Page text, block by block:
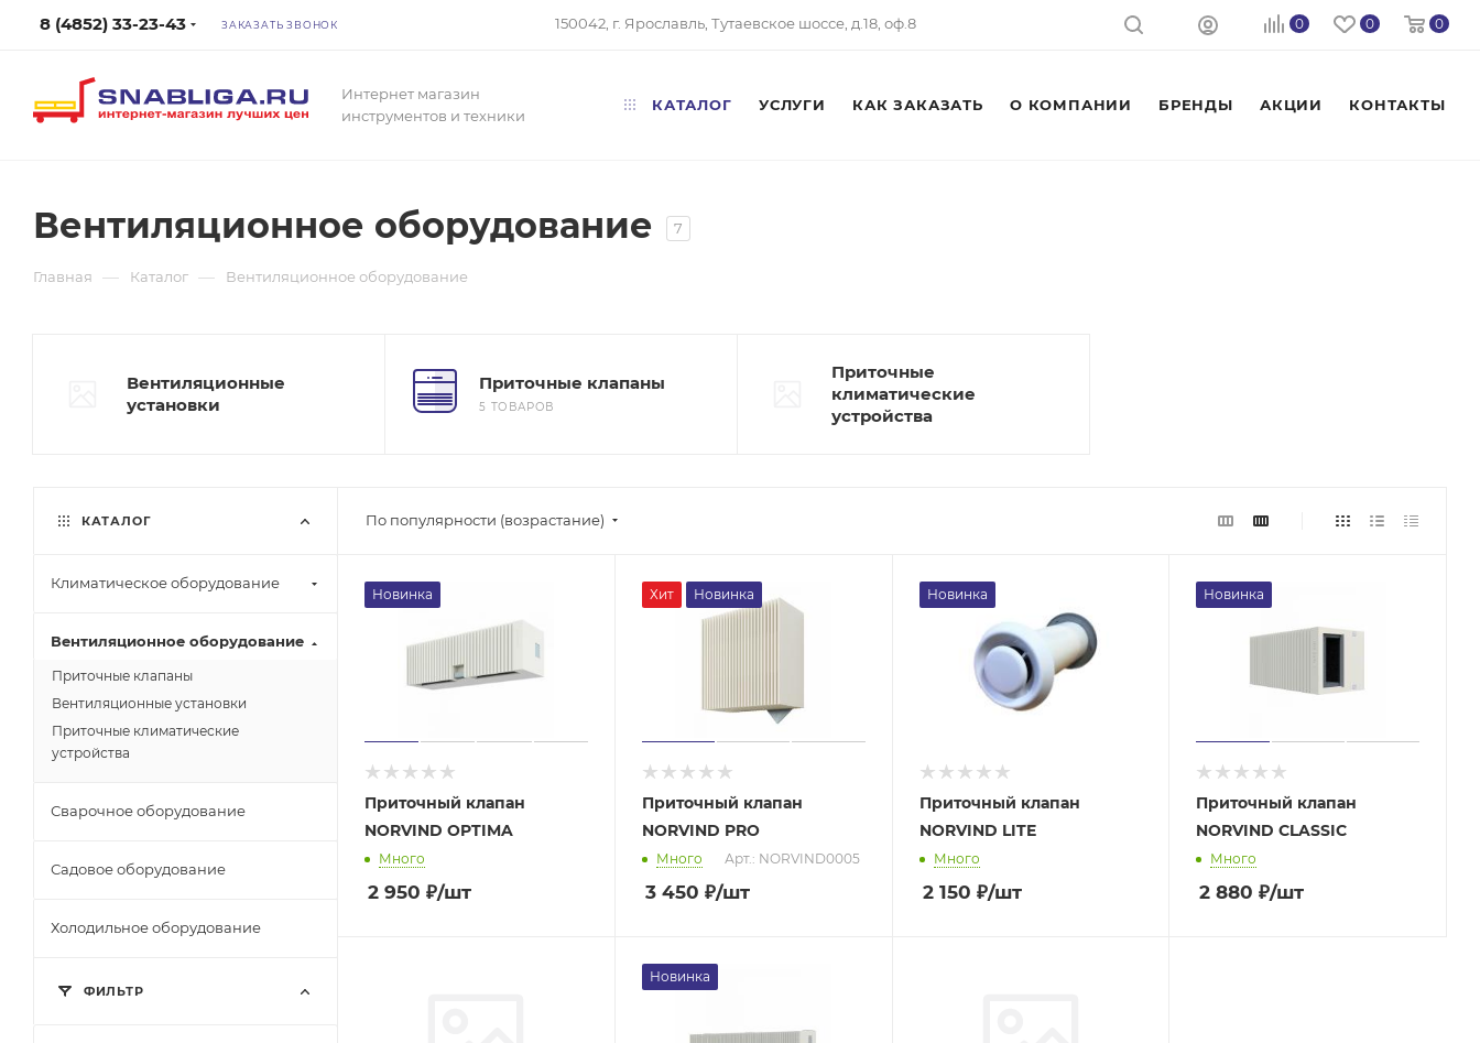
8 (4852) 33-23-43 ЗАКАЗАТЬ ЗВОНОК 150042, г. Ярославль, Тутаевское шоссе, д.18, оф.8 0 0 0
Интернет магазин
инструментов и техники
КАТАЛОГ УСЛУГИ КАК ЗАКАЗАТЬ О КОМПАНИИ БРЕНДЫ АКЦИИ КОНТАКТЫ
Вентиляционное оборудование 7
Главная — Каталог — Вентиляционное оборудование
Вентиляционные
установки
Приточные клапаны
5 ТОВАРОВ
Приточные
климатические
устройства
По популярности (возрастание)
Новинка
Приточный клапан
NORVIND OPTIMA
Много
2 950 ₽/шт
Хит Новинка
Приточный клапан
NORVIND PRO
Много Арт.: NORVIND0005
3 450 ₽/шт
Новинка
Приточный клапан
NORVIND LITE
Много
2 150 ₽/шт
Новинка
Приточный клапан
NORVIND CLASSIC
Много
2 880 ₽/шт
Новинка
КАТАЛОГ
Климатическое оборудование
Вентиляционное оборудование
Приточные клапаны
Вентиляционные установки
Приточные климатические
устройства
Сварочное оборудование
Садовое оборудование
Холодильное оборудование
ФИЛЬТР